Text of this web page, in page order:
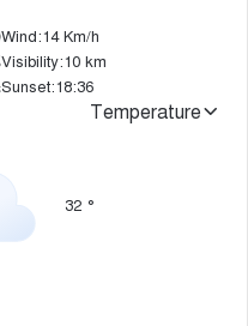
Wind:14 Km/h
Visibility:10 km
Sunset:18:36
Temperature
32 °